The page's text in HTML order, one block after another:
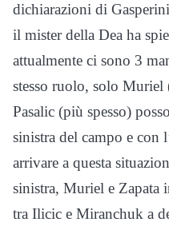
dichiarazioni di
il mister della Dea ha
attualmente ci sono 3
stesso ruolo, solo Muriel
Pasalic (più spesso)
sinistra del campo e con
arrivare a questa
sinistra, Muriel e Zapata
tra Ilicic e Miranchuk a